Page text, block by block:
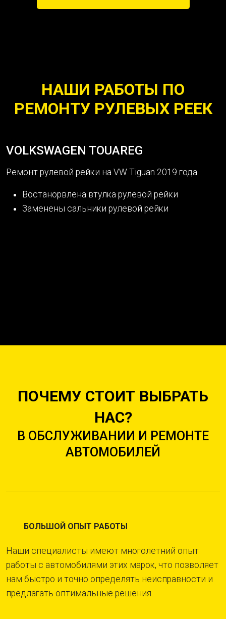
НАШИ РАБОТЫ ПО
РЕМОНТУ РУЛЕВЫХ РЕЕК
VOLKSWAGEN TOUAREG
Ремонт рулевой рейки на VW Tiguan 2019 года
Востанорвлена втулка рулевой рейки
Заменены сальники рулевой рейки
ПОЧЕМУ СТОИТ ВЫБРАТЬ
НАС?
В ОБСЛУЖИВАНИИ И РЕМОНТЕ
АВТОМОБИЛЕЙ
БОЛЬШОЙ ОПЫТ РАБОТЫ
Наши специалисты имеют многолетний опыт
работы с автомобилями этих марок, что позволяет
нам быстро и точно определять неисправности и
предлагать оптимальные решения.